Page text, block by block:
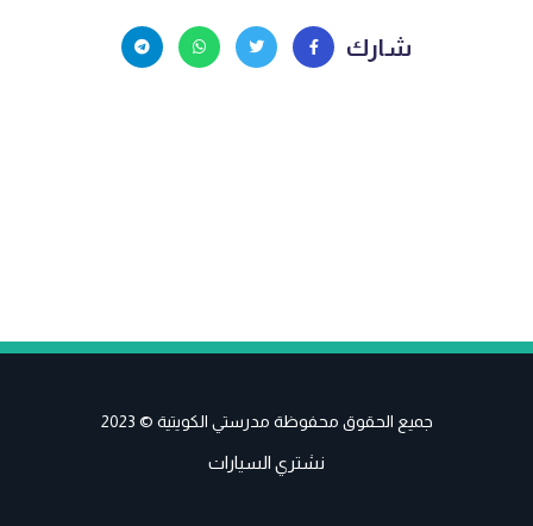
شارك
جميع الحقوق محفوظة مدرستي الكويتية © 2023
نشتري السيارات